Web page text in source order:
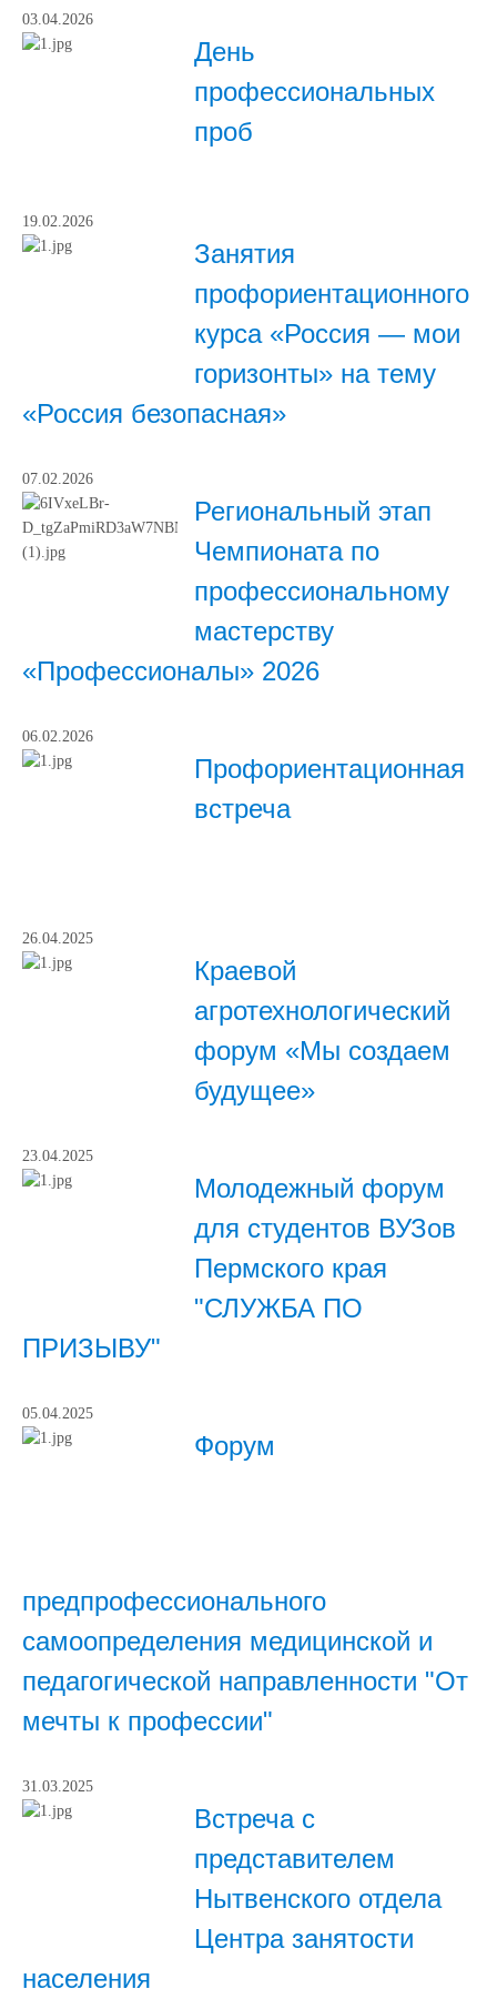
03.04.2026
День
профессиональных
проб
19.02.2026
Занятия
профориентационного
курса «Россия — мои
горизонты» на тему
«Россия безопасная»
07.02.2026
Региональный этап
Чемпионата по
профессиональному
мастерству
«Профессионалы» 2026
06.02.2026
Профориентационная
встреча
26.04.2025
Краевой
агротехнологический
форум «Мы создаем
будущее»
23.04.2025
Молодежный форум
для студентов ВУЗов
Пермского края
"СЛУЖБА ПО
ПРИЗЫВУ"
05.04.2025
Форум
предпрофессионального
самоопределения медицинской и
педагогической направленности "От
мечты к профессии"
31.03.2025
Встреча с
представителем
Нытвенского отдела
Центра занятости
населения